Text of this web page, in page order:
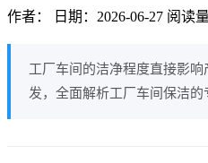
作者： 日期：2026-06-27 阅读量
工厂车间的洁净程度直接影
发，全面解析工厂车间保洁的